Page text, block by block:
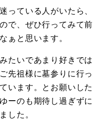
っている人がいたら、
で、ぜひ行ってみて前
ぁと思います。
たいであまり好きでは
先祖様に墓参りに行っ
います。とお願いした
ーのも期待し過ぎずに
した。